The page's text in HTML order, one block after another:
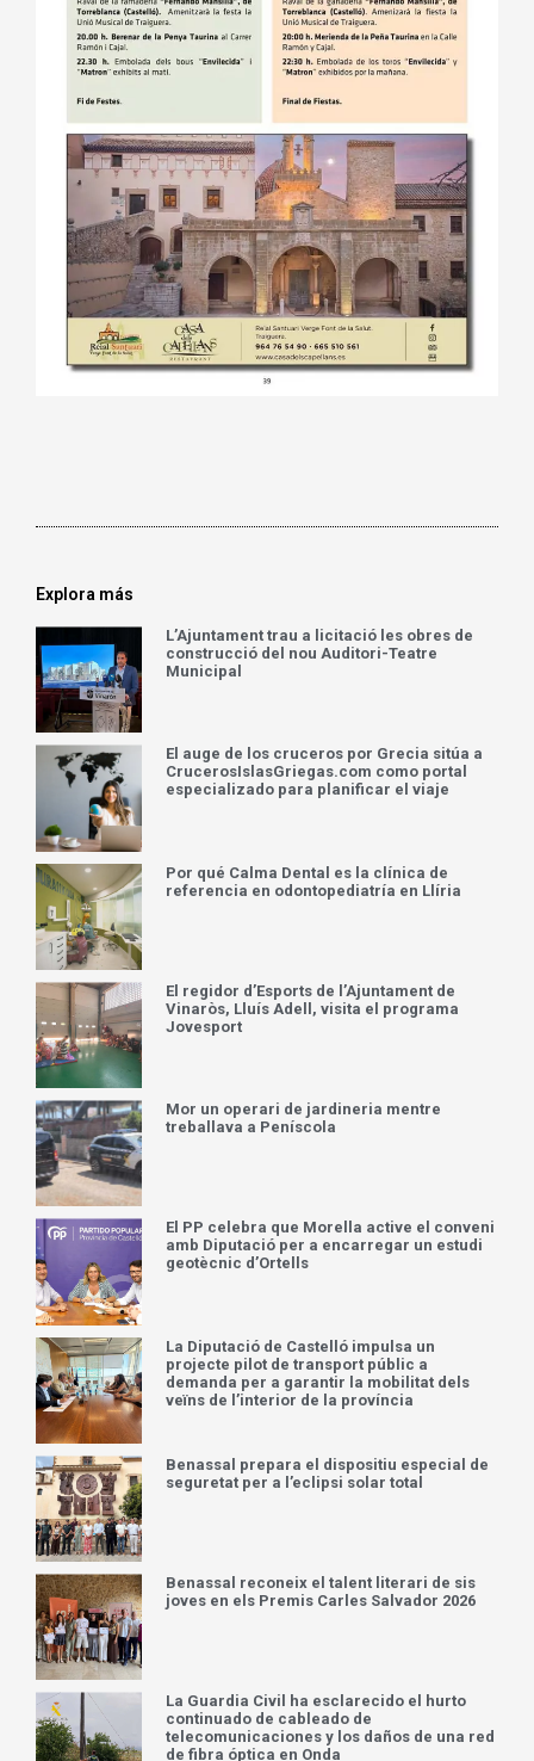
Explora más
L’Ajuntament trau a licitació les obres de
construcció del nou Auditori-Teatre
Municipal
El auge de los cruceros por Grecia sitúa a
CrucerosIslasGriegas.com como portal
especializado para planificar el viaje
Por qué Calma Dental es la clínica de
referencia en odontopediatría en Llíria
El regidor d’Esports de l’Ajuntament de
Vinaròs, Lluís Adell, visita el programa
Jovesport
Mor un operari de jardineria mentre
treballava a Peníscola
El PP celebra que Morella active el conveni
amb Diputació per a encarregar un estudi
geotècnic d’Ortells
La Diputació de Castelló impulsa un
projecte pilot de transport públic a
demanda per a garantir la mobilitat dels
veïns de l’interior de la província
Benassal prepara el dispositiu especial de
seguretat per a l’eclipsi solar total
Benassal reconeix el talent literari de sis
joves en els Premis Carles Salvador 2026
La Guardia Civil ha esclarecido el hurto
continuado de cableado de
telecomunicaciones y los daños de una red
de fibra óptica en Onda